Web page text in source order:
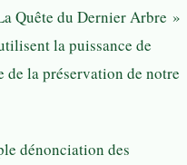
Quête du Dernier Arbre »
la puissance de
de la préservation de notre
dénonciation des